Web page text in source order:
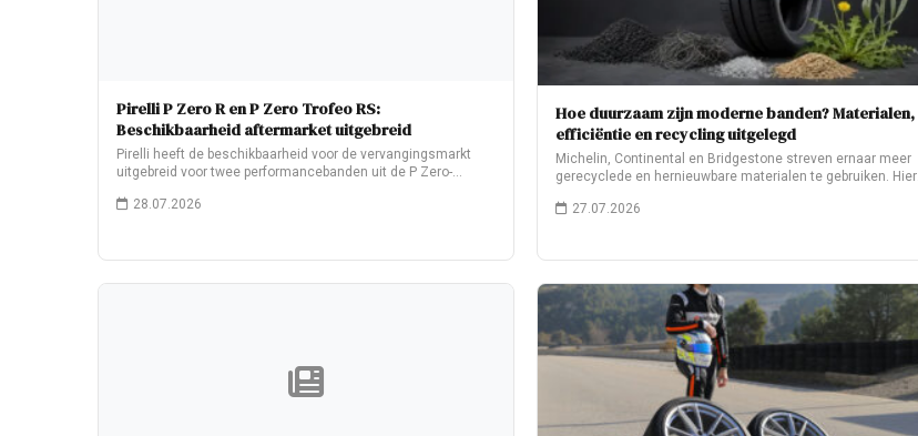
Pirelli P Zero R en P Zero Trofeo RS:
Beschikbaarheid aftermarket uitgebreid
Pirelli heeft de beschikbaarheid voor de vervangingsmarkt
uitgebreid voor twee performancebanden uit de P Zero-
28.07.2026
Hoe duurzaam zijn moderne banden? Materialen,
efficiëntie en recycling uitgelegd
Michelin, Continental en Bridgestone streven ernaar meer
gerecyclede en hernieuwbare materialen te gebruiken. Hier
27.07.2026